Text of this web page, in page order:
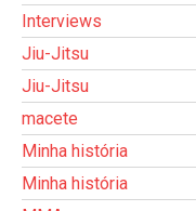
Interviews
Jiu-Jitsu
Jiu-Jitsu
macete
Minha história
Minha história